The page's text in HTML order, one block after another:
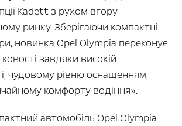
Kadett з рухом вгору
ринку. Зберігаючи компактні
новинка Opel Olympia переконує
завдяки високій
чудовому рівню оснащенням,
комфорту водіння».
автомобіль Opel Olympia